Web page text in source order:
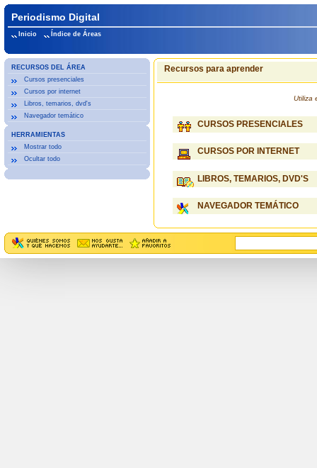
Periodismo Digital
Inicio Índice de Áreas
RECURSOS DEL ÁREA
Cursos presenciales
Cursos por internet
Libros, temarios, dvd's
Navegador temático
HERRAMIENTAS
Mostrar todo
Ocultar todo
Recursos para aprender
Utiliza
CURSOS PRESENCIALES
CURSOS POR INTERNET
LIBROS, TEMARIOS, DVD'S
NAVEGADOR TEMÁTICO